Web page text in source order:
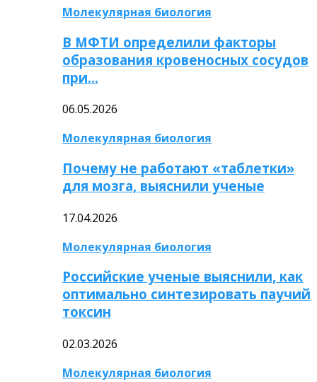
Молекулярная биология
В МФТИ определили факторы
образования кровеносных сосудов
при…
06.05.2026
Молекулярная биология
Почему не работают «таблетки»
для мозга, выяснили ученые
17.04.2026
Молекулярная биология
Российские ученые выяснили, как
оптимально синтезировать паучий
токсин
02.03.2026
Молекулярная биология